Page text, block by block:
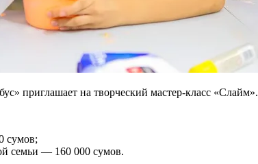
приглашает на творческий мастер-класс «Слайм».
сумов;
семьи — 160 000 сумов.